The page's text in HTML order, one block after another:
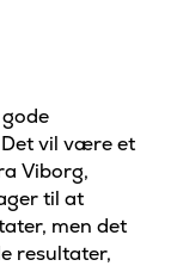
vil være et
Viborg,
til at
men det
resultater,